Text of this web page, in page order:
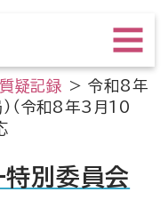
疑記録 >令和8年
（令和8年3月10
別委員会